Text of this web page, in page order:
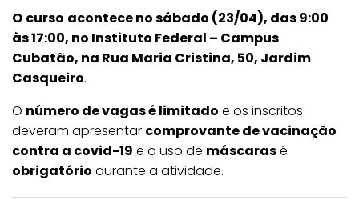
O curso acontece no sábado (23/04), das 9:00
às 17:00, no Instituto Federal – Campus
Cubatão, na Rua Maria Cristina, 50, Jardim
Casqueiro.
O número de vagas é limitado e os inscritos
deveram apresentar comprovante de vacinação
contra a covid-19 e o uso de máscarasé
obrigatório durante a atividade.